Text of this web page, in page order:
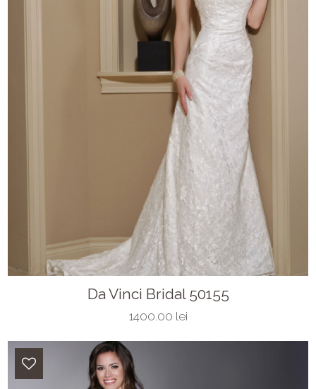
Da Vinci Bridal 50155
1400.00 lei